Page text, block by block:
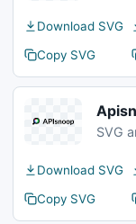
Download SVG
Copy SVG
SVG
Download SVG
Copy SVG